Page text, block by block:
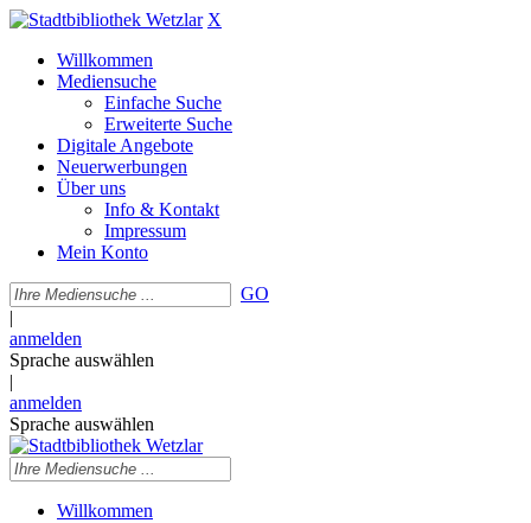
X
Willkommen
Mediensuche
Einfache Suche
Erweiterte Suche
Digitale Angebote
Neuerwerbungen
Über uns
Info & Kontakt
Impressum
Mein Konto
GO
|
anmelden
Sprache auswählen
|
anmelden
Sprache auswählen
Willkommen